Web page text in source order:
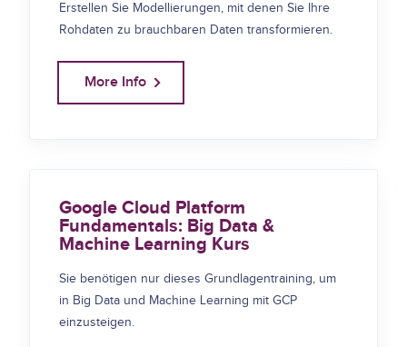
Erstellen Sie Modellierungen, mit denen Sie Ihre
Rohdaten zu brauchbaren Daten transformieren.
More Info
Google Cloud Platform
Fundamentals: Big Data &
Machine Learning Kurs
Sie benötigen nur dieses Grundlagentraining, um
in Big Data und Machine Learning mit GCP
einzusteigen.